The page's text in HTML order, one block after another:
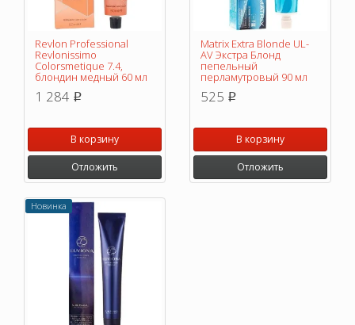
Revlon Professional
Revlonissimo
Colorsmetique 7.4,
блондин медный 60 мл
1 284 p
В корзину
Отложить
Matrix Extra Blonde UL-
AV Экстра Блонд
пепельный
перламутровый 90 мл
525 p
В корзину
Отложить
Новинка